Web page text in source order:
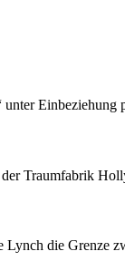
Einbeziehung
Traumfabrik
die Grenze